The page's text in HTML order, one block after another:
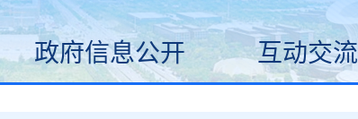
政府信息公开 互动交流